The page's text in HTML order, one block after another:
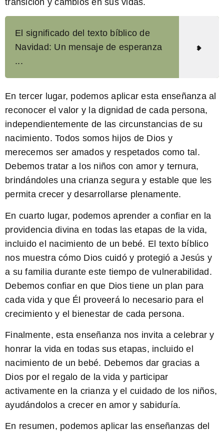
El significado del texto bíblico de
Navidad: Un mensaje de esperanza
...
En tercer lugar, podemos aplicar esta enseñanza al
reconocer el valor y la dignidad de cada persona,
independientemente de las circunstancias de su
nacimiento. Todos somos hijos de Dios y
merecemos ser amados y respetados como tal.
Debemos tratar a los niños con amor y ternura,
brindándoles una crianza segura y estable que les
permita crecer y desarrollarse plenamente.
En cuarto lugar, podemos aprender a confiar en la
providencia divina en todas las etapas de la vida,
incluido el nacimiento de un bebé. El texto bíblico
nos muestra cómo Dios cuidó y protegió a Jesús y
a su familia durante este tiempo de vulnerabilidad.
Debemos confiar en que Dios tiene un plan para
cada vida y que Él proveerá lo necesario para el
crecimiento y el bienestar de cada persona.
Finalmente, esta enseñanza nos invita a celebrar y
honrar la vida en todas sus etapas, incluido el
nacimiento de un bebé. Debemos dar gracias a
Dios por el regalo de la vida y participar
activamente en la crianza y el cuidado de los niños,
ayudándolos a crecer en amor y sabiduría.
En resumen, podemos aplicar las enseñanzas del